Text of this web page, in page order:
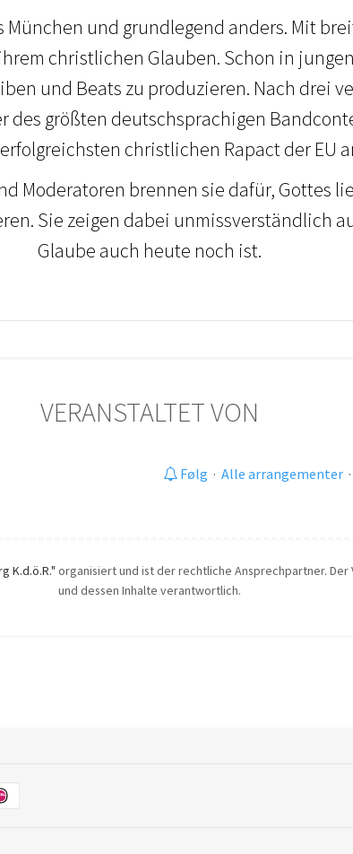
München und grundlegend anders. Mit
christlichen Glauben. Schon in
und Beats zu produzieren. Nach drei
des größten deutschsprachigen
christlichen Rapact der EU
Moderatoren brennen sie dafür, Gottes
Sie zeigen dabei unmissverständlich
Glaube auch heute noch ist.
VERANSTALTET VON
Følg · Alle arrangementer·
K.d.ö.R." organisiert und ist der rechtliche Ansprechpartner.
und dessen Inhalte verantwortlich.